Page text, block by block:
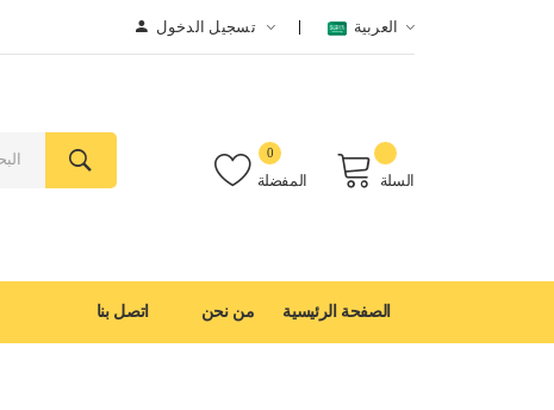
تسجيل الدخول العربية
المفضلة
0
السلة
الصفحة الرئيسية من نحن اتصل بنا